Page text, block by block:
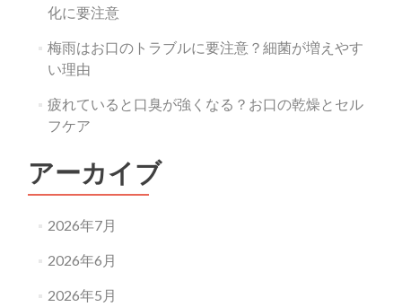
化に要注意
梅雨はお口のトラブルに要注意？細菌が増えやす
い理由
疲れていると口臭が強くなる？お口の乾燥とセル
フケア
アーカイブ
2026年7月
2026年6月
2026年5月